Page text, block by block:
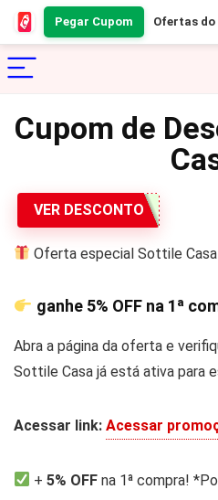
Pegar Cupom Ofertas do
Cupom de
VER DESCONTO
Oferta especial Sottile Casa
ganhe 5% OFFna 1ª
Abra a página da oferta e
Sottile Casa já está ativa para
Acessar link: Acessar
+5% OFF na 1ª compra!